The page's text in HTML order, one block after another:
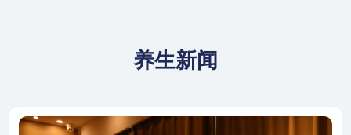
养生新闻